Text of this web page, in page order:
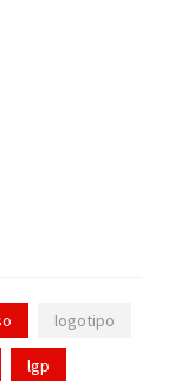
logotipo
lgp